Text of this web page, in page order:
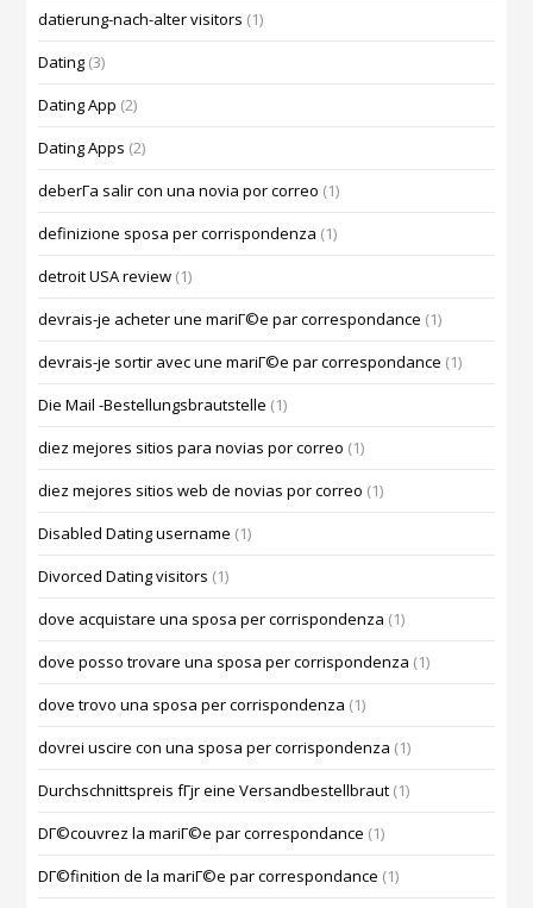
datierung-nach-alter visitors (1)
Dating (3)
Dating App (2)
Dating Apps (2)
deberГ­a salir con una novia por correo (1)
definizione sposa per corrispondenza (1)
detroit USA review (1)
devrais-je acheter une mariГ©e par correspondance (1)
devrais-je sortir avec une mariГ©e par correspondance (1)
Die Mail -Bestellungsbrautstelle (1)
diez mejores sitios para novias por correo (1)
diez mejores sitios web de novias por correo (1)
Disabled Dating username (1)
Divorced Dating visitors (1)
dove acquistare una sposa per corrispondenza (1)
dove posso trovare una sposa per corrispondenza (1)
dove trovo una sposa per corrispondenza (1)
dovrei uscire con una sposa per corrispondenza (1)
Durchschnittspreis fГјr eine Versandbestellbraut (1)
DГ©couvrez la mariГ©e par correspondance (1)
DГ©finition de la mariГ©e par correspondance (1)